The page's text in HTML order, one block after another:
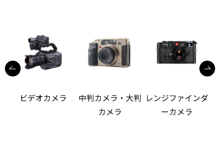
ビデオカメラ
中判カメラ・大判
カメラ
レンジファインダ
ーカメラ